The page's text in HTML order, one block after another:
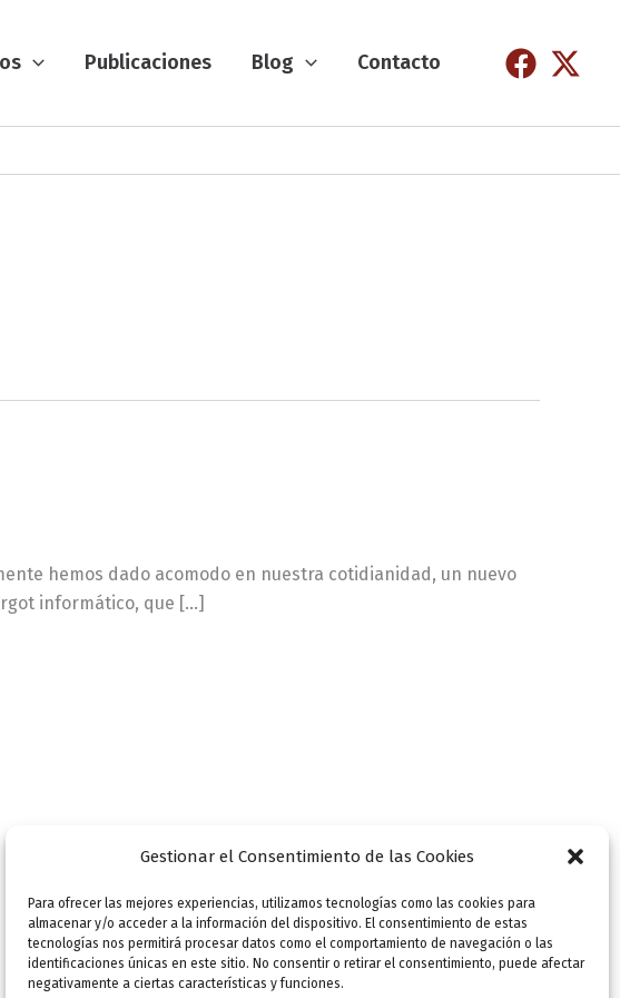
Gestionar el Consentimiento de las Cookies
Para ofrecer las mejores experiencias, utilizamos tecnologías como las cookies para
almacenar y/o acceder a la información del dispositivo. El consentimiento de estas
tecnologías nos permitirá procesar datos como el comportamiento de navegación o las
identificaciones únicas en este sitio. No consentir o retirar el consentimiento, puede afectar
negativamente a ciertas características y funciones.
Publicaciones Blog Contacto
hemos dado acomodo en nuestra cotidianidad, un nuevo
informático, que […]